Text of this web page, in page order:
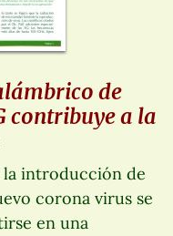
de
contribuye a la
la introducción de
corona virus se
en una